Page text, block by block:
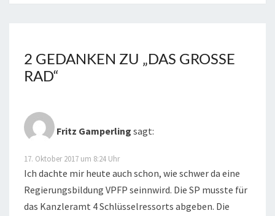
2 GEDANKEN ZU „DAS GROSSE R
AD “
Fritz Gamperling sagt:
17. Oktober 2017 um 8:24 Uhr
Ich dachte mir heute auch schon, wie schwer da eine
Regierungsbildung VPFP seinnwird. Die SP musste für
das Kanzleramt 4 Schlüsselressorts abgeben. Die